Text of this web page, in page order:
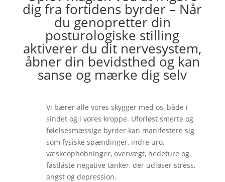
dig fra fortidens byrder – Når
du genopretter din
posturologiske stilling
aktiverer du dit nervesystem,
åbner din bevidsthed og kan
sanse og mærke dig selv
Vi bærer alle vores skygger med os, både i
sindet og i vores kroppe. Uforløst smerte og
følelsesmæssige byrder kan manifestere sig
som fysiske spændinger, indre uro,
væskeophobninger, overvægt, hedeture og
fastlåste negative tanker, der udløser stress,
angst og depression.